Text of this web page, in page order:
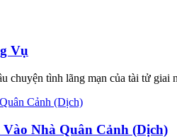
Vụ
chuyện tình lãng mạn của tài tử
Nhà Quân Cảnh (Dịch)